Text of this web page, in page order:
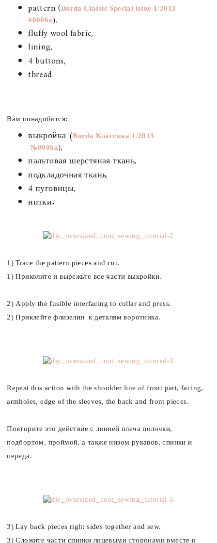
pattern (Burda Classic Special issue 1/2013
#0006a),
fluffy woolfabric,
lining,
4 buttons,
thread.
Вам понадобится:
выкройка (Burda Классика 1/2013
№0006a),
пальтовая шерстяная ткань,
подкладочная ткань,
4 пуговицы,
нитки.
1) Trace the pattern pieces and cut.
1) Приколите и вырежьте все части выкройки.
2) Apply the fusible interfacing to collar and press.
2) Приклейте флизелин к деталям воротника.
Repeat this action with the shoulder line of front part, facing,
armholes, edge of the sleeves, the back and front pieces.
Повторите это действие с линией плеча полочки,
подбортом, проймой, а также низом рукавов, спинки и
переда.
3) Lay back pieces right sides together and sew.
3) Сложите части спинки лицевыми сторонами вместе и